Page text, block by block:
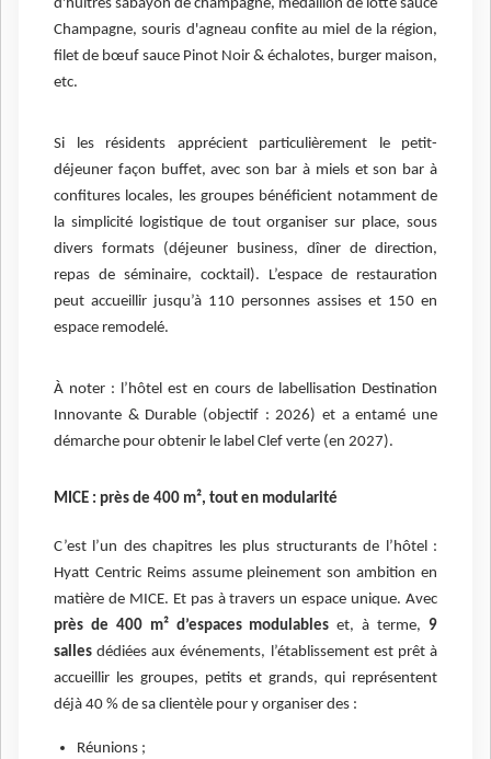
d'huîtres sabayon de champagne, médaillon de lotte sauce
Champagne, souris d'agneau confite au miel de la région,
filet de bœuf sauce Pinot Noir & échalotes, burger maison,
etc.
Si les résidents apprécient particulièrement le petit-
déjeuner façon buffet, avec son bar à miels et son bar à
confitures locales, les groupes bénéficient notamment de
la simplicité logistique de tout organiser sur place, sous
divers formats (déjeuner business, dîner de direction,
repas de séminaire, cocktail). L’espace de restauration
peut accueillir jusqu’à 110 personnes assises et 150 en
espace remodelé.
À noter : l’hôtel est en cours de labellisation Destination
Innovante & Durable (objectif : 2026) et a entamé une
démarche pour obtenir le label Clef verte (en 2027).
MICE : près de 400 m², tout en modularité
C’est l’un des chapitres les plus structurants de l’hôtel :
Hyatt Centric Reims assume pleinement son ambition en
matière de MICE. Et pas à travers un espace unique. Avec
près de 400 m² d’espaces modulables et, à terme,9
sallesdédiées aux événements, l’établissement est prêt à
accueillir les groupes, petits et grands, qui représentent
déjà 40 % de sa clientèle pour y organiser des :
Réunions ;